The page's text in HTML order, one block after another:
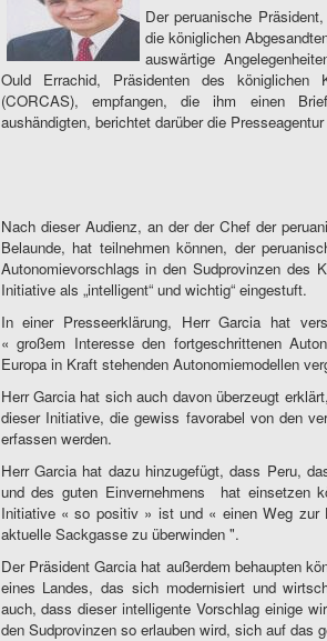
Der peruanische
die königlichen
auswärtige
Ould Errachid, Präsidenten des königlichen
(CORCAS), empfangen, die ihm einen
aushändigten, berichtet darüber die
Nach dieser Audienz, an der der Chef der
Belaunde, hat teilnehmen können, der
Autonomievorschlags in den Sudprovinzen des
Initiative als „intelligent“ und wichtig“ eingestuft.
In einer Presseerklärung, Herr Garcia hat
« großem Interesse den fortgeschrittenen
Europa in Kraft stehenden Autonomiemodellen
Herr Garcia hat sich auch davon überzeugt
dieser Initiative, die gewiss favorabel von den
erfassen werden.
Herr Garcia hat dazu hinzugefügt, dass Peru,
und des guten Einvernehmens
hat einsetzen
Initiative « so positiv » ist und « einen Weg zur
aktuelle Sackgasse zu überwinden ".
Der Präsident Garcia hat außerdem behaupten
eines Landes, das sich modernisiert und
auch, dass dieser intelligente Vorschlag einige
den Sudprovinzen so erlauben wird, sich auf das